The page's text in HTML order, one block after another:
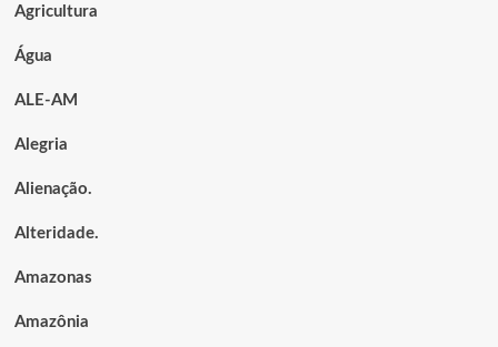
Agricultura
Água
ALE-AM
Alegria
Alienação.
Alteridade.
Amazonas
Amazônia